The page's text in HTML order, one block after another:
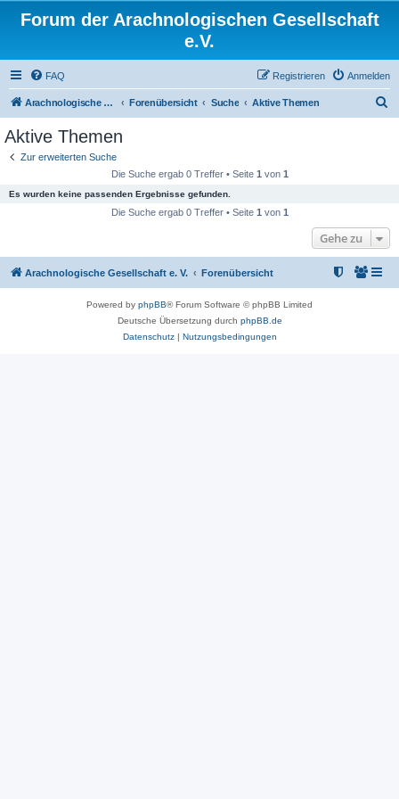
Forum der Arachnologischen Gesellschaft
e.V.
FAQ Anmelden
Registrieren
Arachnologische Gesellschaft e. V. Forenübersicht Suche Aktive Themen
Aktive Themen
Zur erweiterten Suche
Die Suche ergab 0 Treffer • Seite 1 von 1
Es wurden keine passenden Ergebnisse gefunden.
Die Suche ergab 0 Treffer • Seite 1 von 1
Gehe zu
Arachnologische Gesellschaft e. V. Forenübersicht
Powered by phpBB® Forum Software © phpBB Limited
Deutsche Übersetzung durch phpBB.de
Datenschutz| Nutzungsbedingungen